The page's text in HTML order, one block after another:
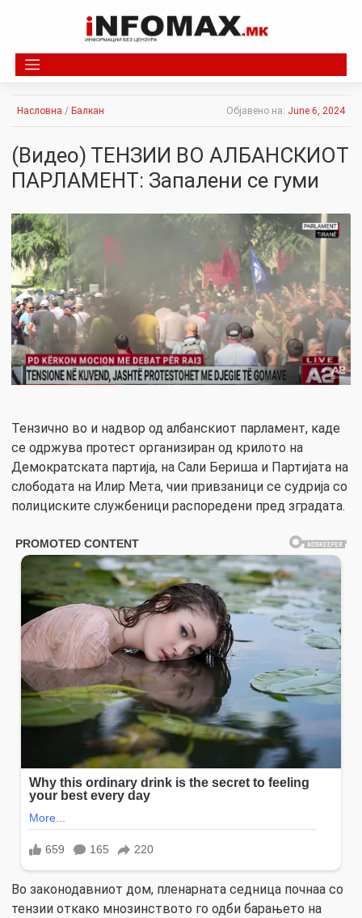
Насловна / Балкан Објавено на: June 6, 2024
(Видео) ТЕНЗИИ ВО АЛБАНСКИОТ
ПАРЛАМЕНТ: Запалени се гуми
Тензично во и надвор од албанскиот парламент, каде
се одржува протест организиран од крилото на
Демократската партија, на Сали Бериша и Партијата на
слободата на Илир Мета, чии привзаници се судрија со
полициските службеници распоредени пред зградата.
Во законодавниот дом, пленарната седница почнаа со
тензии откако мнозинството го одби барањето на